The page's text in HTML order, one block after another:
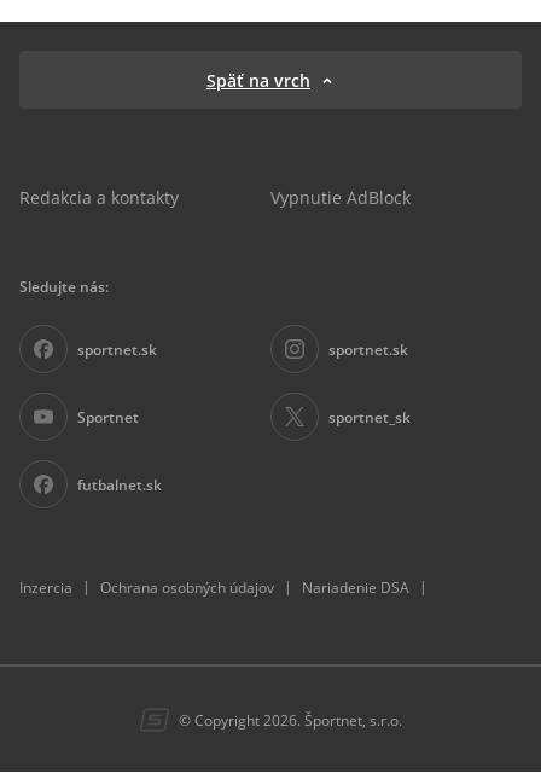
Späť na vrch
Redakcia a kontakty Vypnutie AdBlock
Sledujte nás:
sportnet.sk sportnet.sk
Sportnet sportnet_sk
futbalnet.sk
Inzercia | Ochrana osobných údajov | Nariadenie DSA |
© Copyright 2026. Športnet, s.r.o.